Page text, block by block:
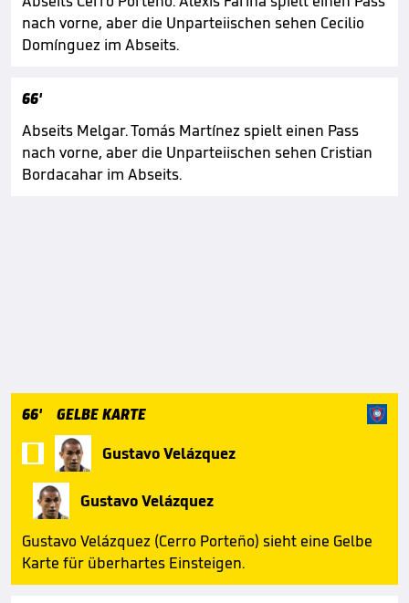
nach vorne, aber die Unparteiischen sehen Cecilio
Domínguez im Abseits.
66'
Abseits Melgar. Tomás Martínez spielt einen Pass
nach vorne, aber die Unparteiischen sehen Cristian
Bordacahar im Abseits.
66' GELBE KARTE
Gustavo Velázquez
Gustavo Velázquez
Gustavo Velázquez (Cerro Porteño) sieht eine Gelbe
Karte für überhartes Einsteigen.